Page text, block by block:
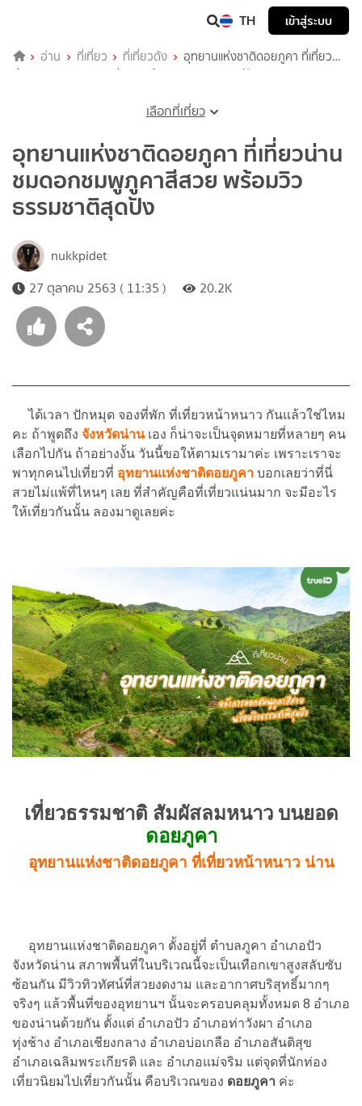
TH เข้าสู่ระบบ
อ่าน ที่เที่ยว ที่เที่ยวดัง
อุทยานแห่งชาติดอยภูคา ที่เที่ยว
น่าน ชมดอกชมพูภูคาสีสวย พร้อมวิวธรรมชาติสุดปัง
เลือกที่เที่ยว
อุทยานแห่งชาติดอยภูคา ที่เที่ยวน่าน
ชมดอกชมพูภูคาสีสวย พร้อมวิว
ธรรมชาติสุดปัง
nukkpidet
27 ตุลาคม 2563 ( 11:35 )
20.2K
ได้เวลา ปักหมุด จองที่พัก ที่เที่ยวหน้าหนาว กันแล้วใช่ไหม
คะ ถ้าพูดถึง จังหวัดน่านเอง ก็น่าจะเป็นจุดหมายที่หลายๆ คน
เลือกไปกัน ถ้าอย่างงั้น วันนี้ขอให้ตามเรามาค่ะ เพราะเราจะ
พาทุกคนไปเที่ยวที่ อุทยานแห่งชาติดอยภูคา บอกเลยว่าที่นี่
สวยไม่แพ้ที่ไหนๆ เลย ที่สำคัญคือที่เที่ยวแน่นมาก จะมีอะไร
ให้เที่ยวกันนั้น ลองมาดูเลยค่ะ
เที่ยวธรรมชาติ สัมผัสลมหนาว บนยอด
ดอยภูคา
อุทยานแห่งชาติดอยภูคา ที่เที่ยวหน้าหนาว น่าน
อุทยานแห่งชาติดอยภูคา ตั้งอยู่ที่ ตำบลภูคา อำเภอปัว
จังหวัดน่าน สภาพพื้นที่ในบริเวณนี้จะเป็นเทือกเขาสูงสลับซับ
ซ้อนกัน มีวิวทิวทัศน์ที่สวยงดงาม และอากาศบริสุทธิ์มากๆ
จริงๆ แล้วพื้นที่ของอุทยานฯ นั้นจะครอบคลุมทั้งหมด 8 อำเภอ
ของน่านด้วยกัน ตั้งแต่ อำเภอปัว อำเภอท่าวังผา อำเภอ
ทุ่งช้าง อำเภอเชียงกลาง อำเภอบ่อเกลือ อำเภอสันติสุข
อำเภอเฉลิมพระเกียรติ และ อำเภอแม่จริม แต่จุดที่นักท่อง
เที่ยวนิยมไปเที่ยวกันนั้น คือบริเวณของ ดอยภูคา ค่ะ